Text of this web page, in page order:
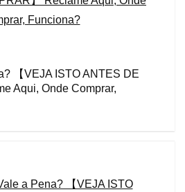
【VEJA ISTO ANTES DE
Aqui, Onde Comprar,